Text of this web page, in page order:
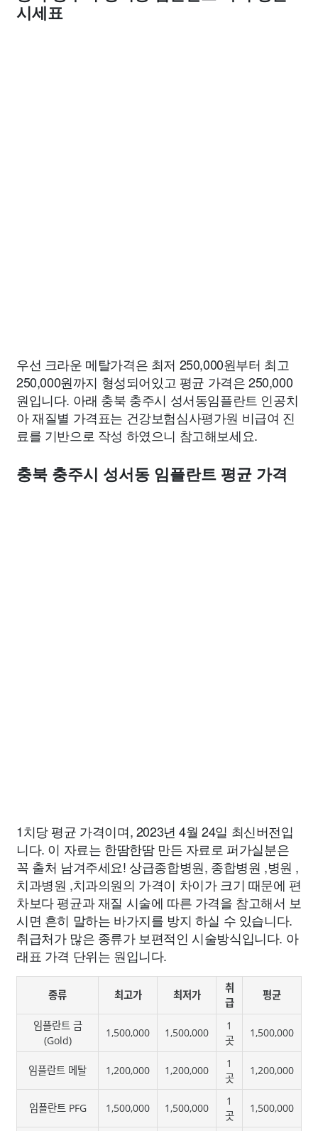
시세표
우선 크라운 메탈가격은 최저 250,000원부터 최고
250,000원까지 형성되어있고 평균 가격은 250,000
원입니다. 아래 충북 충주시 성서동임플란트 인공치
아 재질별 가격표는 건강보험심사평가원 비급여 진
료를 기반으로 작성 하였으니 참고해보세요.
충북 충주시 성서동 임플란트 평균 가격
1치당 평균 가격이며, 2023년 4월 24일 최신버전입
니다. 이 자료는 한땀한땀 만든 자료로 퍼가실분은
꼭 출처 남겨주세요! 상급종합병원, 종합병원 ,병원 ,
치과병원 ,치과의원의 가격이 차이가 크기 때문에 편
차보다 평균과 재질 시술에 따른 가격을 참고해서 보
시면 흔히 말하는 바가지를 방지 하실 수 있습니다.
취급처가 많은 종류가 보편적인 시술방식입니다. 아
래표 가격 단위는 원입니다.
종류 최고가 최저가
취
급
평균
임플란트 금
(Gold)
1,500,000 1,500,000
1
곳
1,500,000
임플란트 메탈 1,200,000 1,200,000
1
곳
1,200,000
임플란트 PFG 1,500,000 1,500,000
1
곳
1,500,000